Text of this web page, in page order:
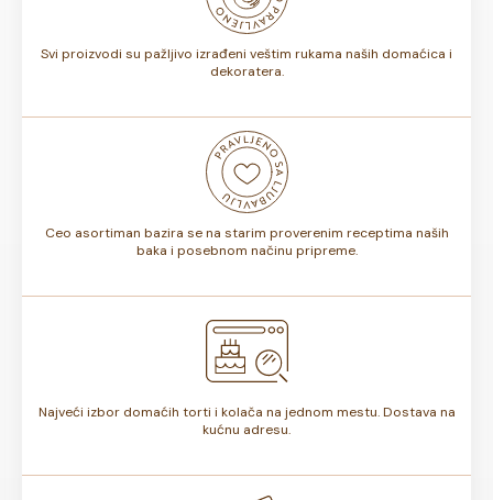
Svi proizvodi su pažljivo izrađeni veštim rukama naših domaćica i
dekoratera.
Ceo asortiman bazira se na starim proverenim receptima naših
baka i posebnom načinu pripreme.
Najveći izbor domaćih torti i kolača na jednom mestu. Dostava na
kućnu adresu.